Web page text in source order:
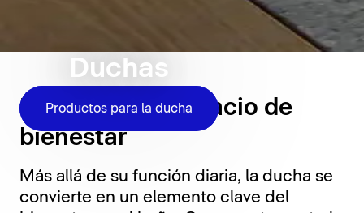
Duchas
Productos para la ducha
La ducha, un espacio de
bienestar
Más allá de su función diaria, la ducha se
convierte en un elemento clave del